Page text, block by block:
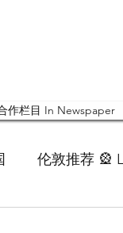
作栏目 In Newspaper
伦敦推荐 🎡